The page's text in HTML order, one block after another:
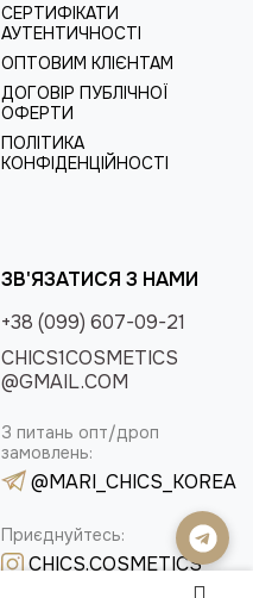
СЕРТИФІКАТИ
АУТЕНТИЧНОСТІ
ОПТОВИМ КЛІЄНТАМ
ДОГОВІР ПУБЛІЧНОЇ
ОФЕРТИ
ПОЛІТИКА
КОНФІДЕНЦІЙНОСТІ
ЗВ'ЯЗАТИСЯ З НАМИ
+38 (099) 607-09-21
CHICS1COSMETICS
@GMAIL.COM
З питань опт/дроп
замовлень:
@MARI_CHICS_KOREA
Приєднуйтесь:
CHICS.COSMETICS